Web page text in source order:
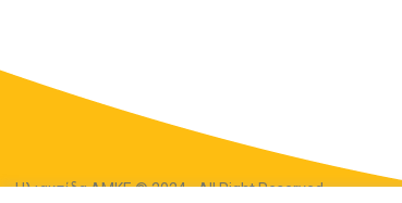
Ηλιακτίδα ΑΜΚΕ © 2024 - All Right Reserved